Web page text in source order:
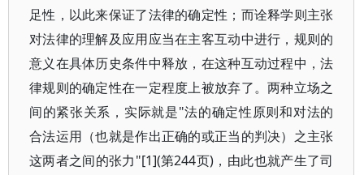
足性，以此来保证了法律的确定性；而诠释学则主张
对法律的理解及应用应当在主客互动中进行，规则的
意义在具体历史条件中释放，在这种互动过程中，法
律规则的确定性在一定程度上被放弃了。两种立场之
间的紧张关系，实际就是"法的确定性原则和对法的
合法运用（也就是作出正确的或正当的判决）之主张
这两者之间的张力"[1](第244页)，由此也就产生了司